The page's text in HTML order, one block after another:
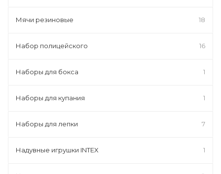
Мячи резиновые 18
Набор полицейского 16
Наборы для бокса 1
Наборы для купания 1
Наборы для лепки 7
Надувные игрушки INTEX 1